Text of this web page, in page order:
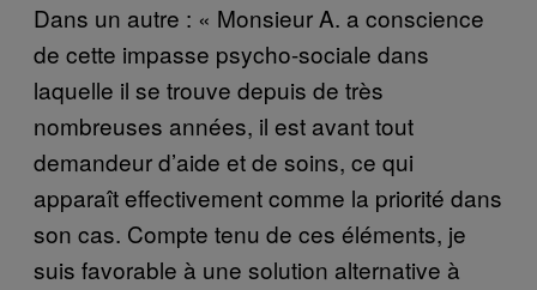
Dans un autre : « Monsieur A. a conscience
de cette impasse psycho-sociale dans
laquelle il se trouve depuis de très
nombreuses années, il est avant tout
demandeur d’aide et de soins, ce qui
apparaît effectivement comme la priorité dans
son cas. Compte tenu de ces éléments, je
suis favorable à une solution alternative à